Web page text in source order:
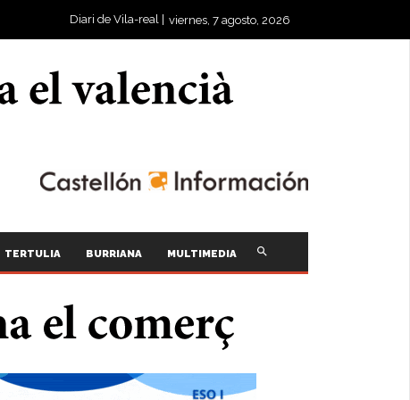
Diari de Vila-real | viernes, 7 agosto, 2026
TERTULIA BURRIANA MULTIMEDIA